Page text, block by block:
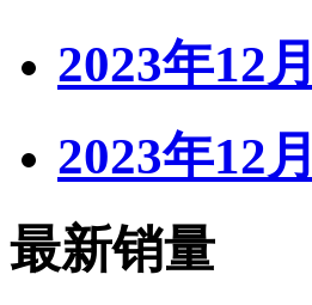
2023年12
2023年12
最新销量